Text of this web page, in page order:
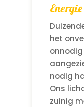
het
nodig
Ons
zuinig